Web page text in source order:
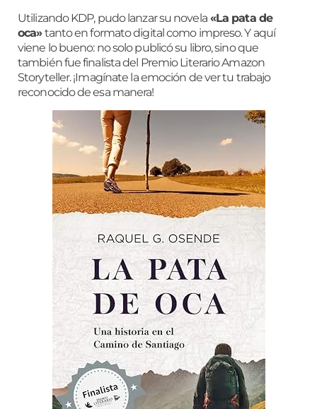
Utilizando KDP, pudo lanzar su novela«La pata de
oca»tanto en formato digital como impreso. Y aquí
viene lo bueno: no solo publicó su libro, sino que
también fue finalista del Premio Literario Amazon
Storyteller. ¡Imagínate la emoción de ver tu trabajo
reconocido de esa manera!